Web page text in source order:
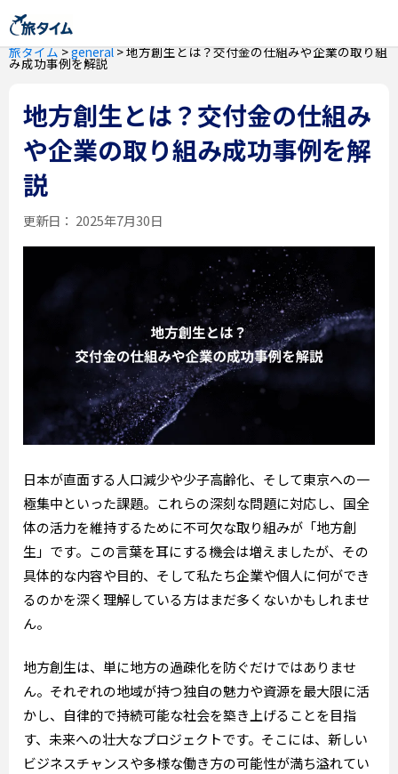
旅タイム>general>地方創生とは？交付金の仕組みや企業の取り組
み成功事例を解説
地方創生とは？交付金の仕組み
や企業の取り組み成功事例を解
説
更新日： 2025年7月30日
日本が直面する人口減少や少子高齢化、そして東京への一
極集中といった課題。これらの深刻な問題に対応し、国全
体の活力を維持するために不可欠な取り組みが「地方創
生」です。この言葉を耳にする機会は増えましたが、その
具体的な内容や目的、そして私たち企業や個人に何ができ
るのかを深く理解している方はまだ多くないかもしれませ
ん。
地方創生は、単に地方の過疎化を防ぐだけではありませ
ん。それぞれの地域が持つ独自の魅力や資源を最大限に活
かし、自律的で持続可能な社会を築き上げることを目指
す、未来への壮大なプロジェクトです。そこには、新しい
ビジネスチャンスや多様な働き方の可能性が満ち溢れてい